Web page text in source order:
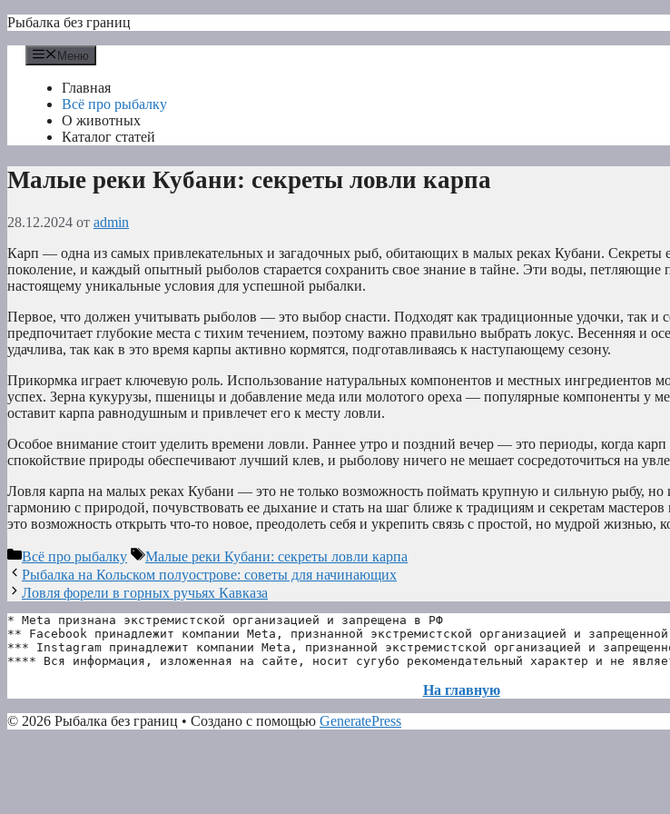
Перейти
содержимому
Рыбалка без границ
Меню
Главная
Всё про рыбалку
О животных
Каталог статей
Малые реки Кубани: секреты ловли карпа
28.12.2024 от admin
Карп — одна из самых привлекательных и загадочных рыб, обитающих в малых реках Кубани. Секреты
поколение, и каждый опытный рыболов старается сохранить свое знание в тайне. Эти воды,
настоящему уникальные условия для успешной рыбалки.
Первое, что должен учитывать рыболов — это выбор снасти. Подходят как традиционные удочки, так и
предпочитает глубокие места с тихим течением, поэтому важно правильно выбрать локус. Весенняя и
удачлива, так как в это время карпы активно кормятся, подготавливаясь к наступающему сезону.
Прикормка играет ключевую роль. Использование натуральных компонентов и местных ингредиентов
успех. Зерна кукурузы, пшеницы и добавление меда или молотого ореха — популярные компоненты у
оставит карпа равнодушным и привлечет его к месту ловли.
Особое внимание стоит уделить времени ловли. Раннее утро и поздний вечер — это периоды, когда
спокойствие природы обеспечивают лучший клев, и рыболову ничего не мешает сосредоточиться на
Ловля карпа на малых реках Кубани — это не только возможность поймать крупную и сильную рыбу, но
гармонию с природой, почувствовать ее дыхание и стать на шаг ближе к традициям и секретам
это возможность открыть что-то новое, преодолеть себя и укрепить связь с простой, но мудрой жизнью,
Рубрики
Всё про рыбалку Метки
Малые реки Кубани: секреты ловли карпа
Рыбалка на Кольском полуострове: советы для начинающих
Ловля форели в горных ручьях Кавказа
* Meta признана экстремистской организацией и запрещена в РФ
** Facebook принадлежит компании Meta, признанной экстремистской организацией и
*** Instagram принадлежит компании Meta, признанной экстремистской организацией и
**** Вся информация, изложенная на сайте, носит сугубо рекомендательный характер и не
На главную
© 2026 Рыбалка без границ • Создано с помощью GeneratePress